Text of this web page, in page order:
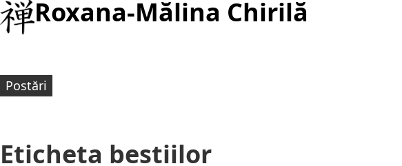
Roxana-Mălina Chirilă
Postări
Eticheta bestiilor